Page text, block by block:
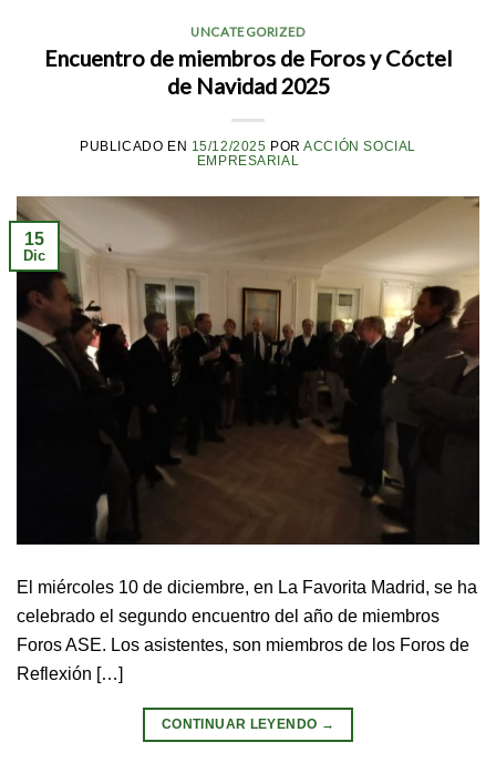
UNCATEGORIZED
Encuentro de miembros de Foros y Cóctel
de Navidad 2025
PUBLICADO EN 15/12/2025 PORACCIÓN SOCIAL
EMPRESARIAL
15
Dic
El miércoles 10 de diciembre, en La Favorita Madrid, se ha
celebrado el segundo encuentro del año de miembros
Foros ASE. Los asistentes, son miembros de los Foros de
Reflexión […]
CONTINUAR LEYENDO →